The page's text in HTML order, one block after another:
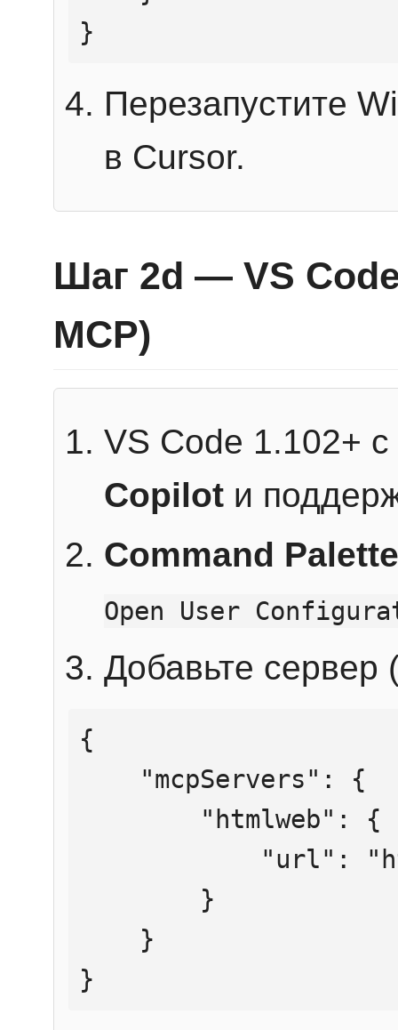
}
Перезапустите
в Cursor.
Шаг 2d — VS
MCP)
VS Code 1.102+
Copilot и
Command Palette
Open User
Добавьте сервер
{
}